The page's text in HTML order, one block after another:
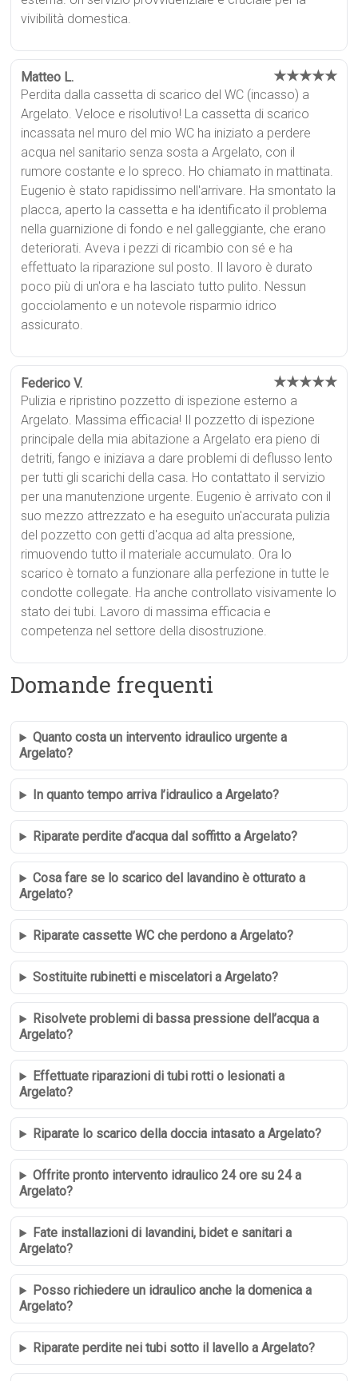
vivibilità domestica.
Matteo L. ★★★★★
Perdita dalla cassetta di scarico del WC (incasso) a
Argelato. Veloce e risolutivo! La cassetta di scarico
incassata nel muro del mio WC ha iniziato a perdere
acqua nel sanitario senza sosta a Argelato, con il
rumore costante e lo spreco. Ho chiamato in mattinata.
Eugenio è stato rapidissimo nell'arrivare. Ha smontato la
placca, aperto la cassetta e ha identificato il problema
nella guarnizione di fondo e nel galleggiante, che erano
deteriorati. Aveva i pezzi di ricambio con sé e ha
effettuato la riparazione sul posto. Il lavoro è durato
poco più di un'ora e ha lasciato tutto pulito. Nessun
gocciolamento e un notevole risparmio idrico
assicurato.
Federico V. ★★★★★
Pulizia e ripristino pozzetto di ispezione esterno a
Argelato. Massima efficacia! Il pozzetto di ispezione
principale della mia abitazione a Argelato era pieno di
detriti, fango e iniziava a dare problemi di deflusso lento
per tutti gli scarichi della casa. Ho contattato il servizio
per una manutenzione urgente. Eugenio è arrivato con il
suo mezzo attrezzato e ha eseguito un'accurata pulizia
del pozzetto con getti d'acqua ad alta pressione,
rimuovendo tutto il materiale accumulato. Ora lo
scarico è tornato a funzionare alla perfezione in tutte le
condotte collegate. Ha anche controllato visivamente lo
stato dei tubi. Lavoro di massima efficacia e
competenza nel settore della disostruzione.
Domande frequenti
Quanto costa un intervento idraulico urgente a
Argelato?
In quanto tempo arriva l’idraulico a Argelato?
Riparate perdite d’acqua dal soffitto a Argelato?
Cosa fare se lo scarico del lavandino è otturato a
Argelato?
Riparate cassette WC che perdono a Argelato?
Sostituite rubinetti e miscelatori a Argelato?
Risolvete problemi di bassa pressione dell’acqua a
Argelato?
Effettuate riparazioni di tubi rotti o lesionati a
Argelato?
Riparate lo scarico della doccia intasato a Argelato?
Offrite pronto intervento idraulico 24 ore su 24 a
Argelato?
Fate installazioni di lavandini, bidet e sanitari a
Argelato?
Posso richiedere un idraulico anche la domenica a
Argelato?
Riparate perdite nei tubi sotto il lavello a Argelato?